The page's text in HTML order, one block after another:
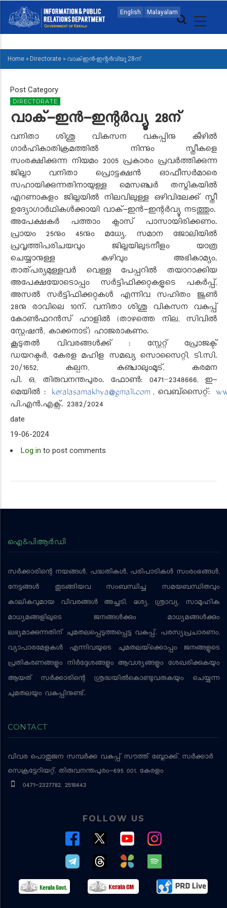
main
English Malayalam
MAIN
NAVIGATION
MALAYALAM
BREADCRUMB
Home » Directorate » വാക്-ഇൻ-ഇന്റർവ്യൂ 28ന്
Post Category
DIRECTORATE
വാക്-ഇൻ-ഇന്റർവ്യൂ 28ന്
വനിതാ ശിശു വികസന വകുപ്പിനു കീഴിൽ
ഗാർഹികാതിക്രമത്തിൽ നിന്നും സ്ത്രീകളെ
സംരക്ഷിക്കുന്ന നിയമം 2005 പ്രകാരം പ്രവർത്തിക്കുന്ന
ജില്ലാ വനിതാ പ്രൊട്ടക്ഷൻ ഓഫീസർമാരെ
സഹായിക്കുന്നതിനായുള്ള മെസഞ്ചർ തസ്തികയിൽ
എറണാകുളം ജില്ലയിൽ നിലവിലുള്ള ഒഴിവിലേക്ക് സ്ത്രീ
ഉദ്യോഗാർഥികൾക്കായി വാക്-ഇൻ-ഇന്റർവ്യൂ നടത്തും.
അപേക്ഷകർ പത്താം ക്ലാസ് പാസായിരിക്കണം.
പ്രായം 25നും 45നും മധ്യേ. സമാന ജോലിയിൽ
പ്രവൃത്തിപരിചയവും ജില്ലയിലുടനീളം യാത്ര
ചെയ്യാനുള്ള കഴിവും അഭികാമ്യം.
താത്പര്യമുള്ളവർ വെള്ള പേപ്പറിൽ തയാറാക്കിയ
അപേക്ഷയോടൊപ്പം സർട്ടിഫിക്കറ്റുകളുടെ പകർപ്പ്,
അസൽ സർട്ടിഫിക്കറ്റുകൾ എന്നിവ സഹിതം ജൂൺ
28നു രാവിലെ 10ന്. വനിതാ ശിശു വികസന വകുപ്പ്
കോൺഫറൻസ് ഹാളിൽ (താഴത്തെ നില, സിവിൽ
സ്റ്റേഷൻ, കാക്കനാട്) ഹാജരാകണം.
കൂടുതൽ വിവരങ്ങൾക്ക് : സ്റ്റേറ്റ് പ്രോജക്ട്
ഡയറക്ടർ, കേരള മഹിള സമഖ്യ സൊസൈറ്റി, ടി.സി.
20/1652, കല്പന, കുഞ്ചാലുംമൂട്, കരമന
പി. ഒ, തിരുവനന്തപുരം. ഫോൺ: 0471–2348666, ഇ-
മെയിൽ : keralasamakhya@gmail.com , വെബ്സൈറ്റ്:
പി.എൻ.എക്സ്. 2382/2024
date
19-06-2024
Log in to post comments
ഐ&പിആര്‍ഡി
സര്‍ക്കാരിന്റെ നയങ്ങള്‍, പദ്ധതികള്‍, പരിപാടികള്‍ സംരംഭങ്ങള്‍,
നേട്ടങ്ങള്‍ തുടങ്ങിയവ സംബന്ധിച്ച സമയബന്ധിതവും
കാലികവുമായ വിവരങ്ങള്‍ അച്ചടി, ദൃശ്യ, ശ്രാവ്യ, സാമൂഹിക
മാധ്യമങ്ങളിലൂടെ ജനങ്ങള്‍ക്കും മാധ്യമങ്ങള്‍ക്കും
ലഭ്യമാക്കുന്നതിന് ചുമതലപ്പെടുത്തപ്പെട്ട വകുപ്പ്. പരസ്യപ്രചാരണം,
വ്യാപാരമേളകള്‍ എന്നിവയുടെ ചുമതലയ്‌ക്കൊപ്പം ജനങ്ങളുടെ
പ്രതികരണങ്ങളും നിര്‍ദ്ദേശങ്ങളും ആവശ്യങ്ങളും ശേഖരിക്കുകയും
ആയത് സര്‍ക്കാരിന്റെ ശ്രദ്ധയില്‍കൊണ്ടുവരുകയും ചെയ്യുന്ന
ചുമതലയും വകുപ്പിനുണ്ട്.
CONTACT
വിവര പൊതുജന സമ്പര്‍ക്ക വകുപ്പ് സൗത്ത് ബ്ലോക്ക്, സര്‍ക്കാര്‍
സെക്രട്ടേറിയറ്റ്, തിരുവനന്തപുരം-695 001, കേരളം
0471-2327782, 2518443
FOLLOW US